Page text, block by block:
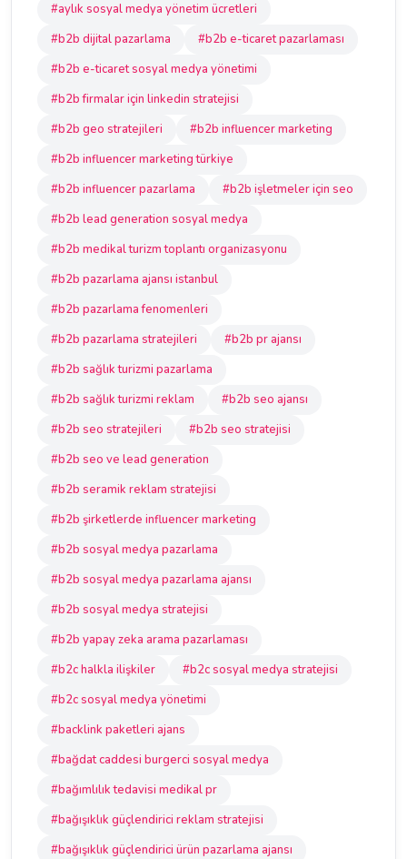
#aylık sosyal medya yönetim ücretleri
#b2b dijital pazarlama
#b2b e-ticaret pazarlaması
#b2b e-ticaret sosyal medya yönetimi
#b2b firmalar için linkedin stratejisi
#b2b geo stratejileri
#b2b influencer marketing
#b2b influencer marketing türkiye
#b2b influencer pazarlama
#b2b işletmeler için seo
#b2b lead generation sosyal medya
#b2b medikal turizm toplantı organizasyonu
#b2b pazarlama ajansı istanbul
#b2b pazarlama fenomenleri
#b2b pazarlama stratejileri
#b2b pr ajansı
#b2b sağlık turizmi pazarlama
#b2b sağlık turizmi reklam
#b2b seo ajansı
#b2b seo stratejileri
#b2b seo stratejisi
#b2b seo ve lead generation
#b2b seramik reklam stratejisi
#b2b şirketlerde influencer marketing
#b2b sosyal medya pazarlama
#b2b sosyal medya pazarlama ajansı
#b2b sosyal medya stratejisi
#b2b yapay zeka arama pazarlaması
#b2c halkla ilişkiler
#b2c sosyal medya stratejisi
#b2c sosyal medya yönetimi
#backlink paketleri ajans
#bağdat caddesi burgerci sosyal medya
#bağımlılık tedavisi medikal pr
#bağışıklık güçlendirici reklam stratejisi
#bağışıklık güçlendirici ürün pazarlama ajansı